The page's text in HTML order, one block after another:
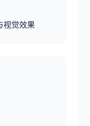
视觉效果